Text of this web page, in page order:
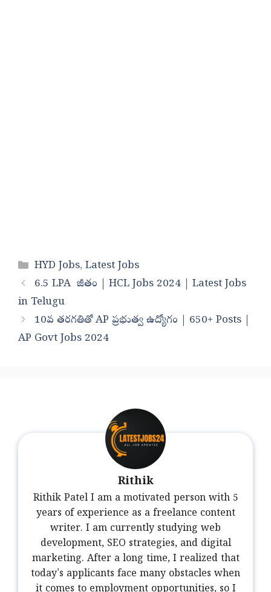
Categories
HYD Jobs,Latest Jobs
6.5 LPA జీతం | HCL Jobs 2024 | Latest Jobs
in Telugu
10వ తరగతితో AP ప్రభుత్వ ఉద్యోగం | 650+ Posts |
AP Govt Jobs 2024
Rithik
Rithik Patel I am a motivated person with 5
years of experience as a freelance content
writer. I am currently studying web
development, SEO strategies, and digital
marketing. After a long time, I realized that
today's applicants face many obstacles when